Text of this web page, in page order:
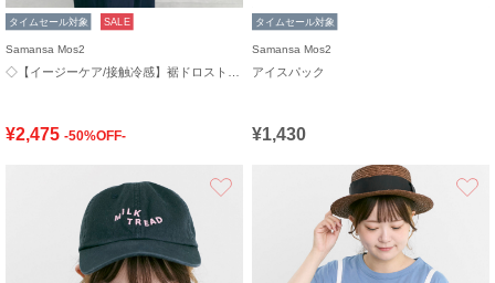
タイムセール対象 SALE
Samansa Mos2
¥2,475 -50%OFF-
タイムセール対象
Samansa Mos2
アイスパック
¥1,430